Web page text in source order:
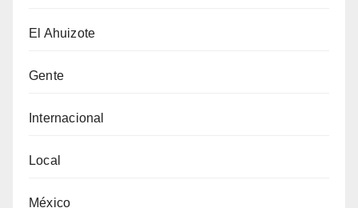
El Ahuizote
Gente
Internacional
Local
México